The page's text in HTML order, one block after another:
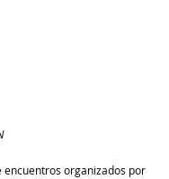
encuentros organizados por